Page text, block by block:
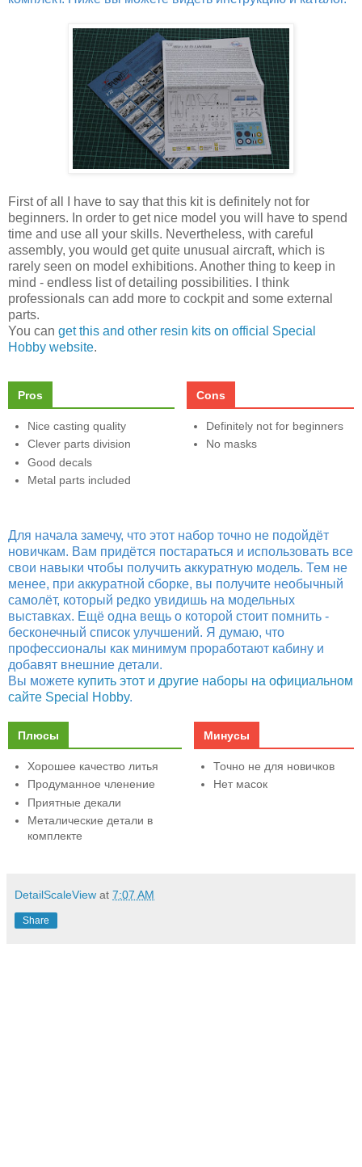
First of all I have to say that this kit is definitely not for
beginners. In order to get nice model you will have to spend
time and use all your skills. Nevertheless, with careful
assembly, you would get quite unusual aircraft, which is
rarely seen on model exhibitions. Another thing to keep in
mind - endless list of detailing possibilities. I think
professionals can add more to cockpit and some external
parts.
You can get this and other resin kits on official Special
Hobby website.
Pros
Nice casting quality
Clever parts division
Good decals
Metal parts included
Cons
Definitely not for beginners
No masks
Для начала замечу, что этот набор точно не подойдёт
новичкам. Вам придётся постараться и использовать все
свои навыки чтобы получить аккуратную модель. Тем не
менее, при аккуратной сборке, вы получите необычный
самолёт, который редко увидишь на модельных
выставках. Ещё одна вещь о которой стоит помнить -
бесконечный список улучшений. Я думаю, что
профессионалы как минимум проработают кабину и
добавят внешние детали.
Вы можете купить этот и другие наборы на официальном
сайте Special Hobby.
Плюсы
Хорошее качество литья
Продуманное членение
Приятные декали
Металические детали в
комплекте
Минусы
Точно не для новичков
Нет масок
DetailScaleView at 7:07 AM
Share